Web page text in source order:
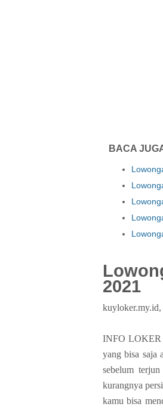
BACA
2021
INFO LOKER
yang bisa saja
sebelum
kurangnya
kamu bisa